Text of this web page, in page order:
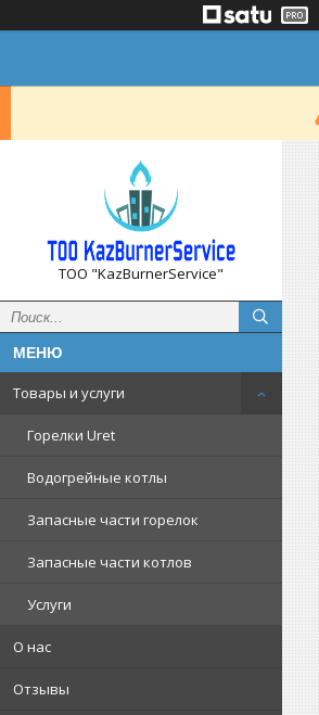
ТОО "KazBurnerService"
Товары и услуги
Горелки Uret
Водогрейные котлы
Запасные части горелок
Запасные части котлов
Услуги
О нас
Отзывы